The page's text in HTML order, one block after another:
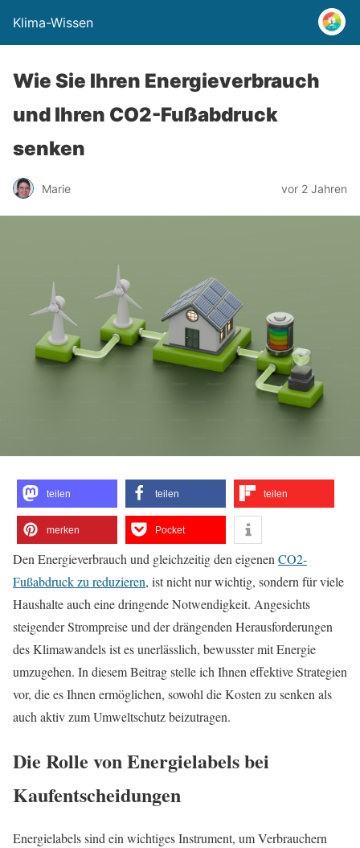
Klima-Wissen
Wie Sie Ihren Energieverbrauch
und Ihren CO2-Fußabdruck
senken
Marie vor 2 Jahren
teilen teilen teilen
merken Pocket
Den Energieverbrauch und gleichzeitig den eigenen CO2-
Fußabdruck zu reduzieren, ist nicht nur wichtig, sondern für viele
Haushalte auch eine dringende Notwendigkeit. Angesichts
steigender Strompreise und der drängenden Herausforderungen
des Klimawandels ist es unerlässlich, bewusster mit Energie
umzugehen. In diesem Beitrag stelle ich Ihnen effektive Strategien
vor, die es Ihnen ermöglichen, sowohl die Kosten zu senken als
auch aktiv zum Umweltschutz beizutragen.
Die Rolle von Energielabels bei
Kaufentscheidungen
Energielabels sind ein wichtiges Instrument, um Verbrauchern